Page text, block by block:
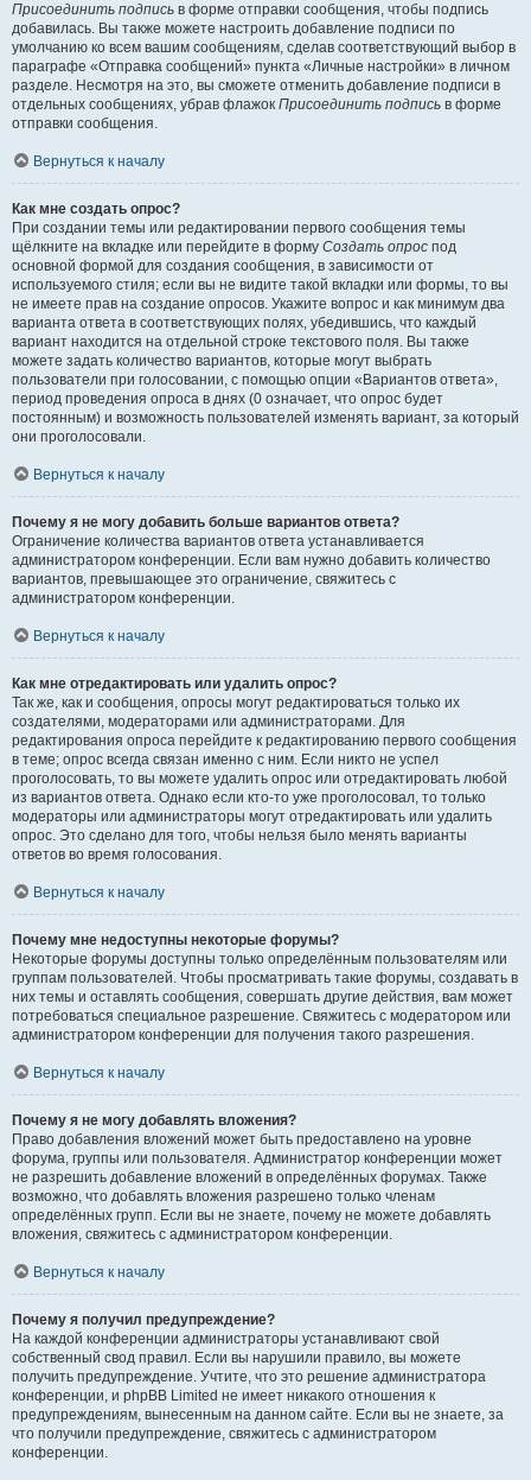
Присоединить подпись в форме отправки сообщения, чтобы подпись
добавилась. Вы также можете настроить добавление подписи по
умолчанию ко всем вашим сообщениям, сделав соответствующий выбор в
параграфе «Отправка сообщений» пункта «Личные настройки» в личном
разделе. Несмотря на это, вы сможете отменить добавление подписи в
отдельных сообщениях, убрав флажок Присоединить подпись в форме
отправки сообщения.
Вернуться к началу
Как мне создать опрос?
При создании темы или редактировании первого сообщения темы
щёлкните на вкладке или перейдите в форму Создать опрос под
основной формой для создания сообщения, в зависимости от
используемого стиля; если вы не видите такой вкладки или формы, то вы
не имеете прав на создание опросов. Укажите вопрос и как минимум два
варианта ответа в соответствующих полях, убедившись, что каждый
вариант находится на отдельной строке текстового поля. Вы также
можете задать количество вариантов, которые могут выбрать
пользователи при голосовании, с помощью опции «Вариантов ответа»,
период проведения опроса в днях (0 означает, что опрос будет
постоянным) и возможность пользователей изменять вариант, за который
они проголосовали.
Вернуться к началу
Почему я не могу добавить больше вариантов ответа?
Ограничение количества вариантов ответа устанавливается
администратором конференции. Если вам нужно добавить количество
вариантов, превышающее это ограничение, свяжитесь с
администратором конференции.
Вернуться к началу
Как мне отредактировать или удалить опрос?
Так же, как и сообщения, опросы могут редактироваться только их
создателями, модераторами или администраторами. Для
редактирования опроса перейдите к редактированию первого сообщения
в теме; опрос всегда связан именно с ним. Если никто не успел
проголосовать, то вы можете удалить опрос или отредактировать любой
из вариантов ответа. Однако если кто-то уже проголосовал, то только
модераторы или администраторы могут отредактировать или удалить
опрос. Это сделано для того, чтобы нельзя было менять варианты
ответов во время голосования.
Вернуться к началу
Почему мне недоступны некоторые форумы?
Некоторые форумы доступны только определённым пользователям или
группам пользователей. Чтобы просматривать такие форумы, создавать в
них темы и оставлять сообщения, совершать другие действия, вам может
потребоваться специальное разрешение. Свяжитесь с модератором или
администратором конференции для получения такого разрешения.
Вернуться к началу
Почему я не могу добавлять вложения?
Право добавления вложений может быть предоставлено на уровне
форума, группы или пользователя. Администратор конференции может
не разрешить добавление вложений в определённых форумах. Также
возможно, что добавлять вложения разрешено только членам
определённых групп. Если вы не знаете, почему не можете добавлять
вложения, свяжитесь с администратором конференции.
Вернуться к началу
Почему я получил предупреждение?
На каждой конференции администраторы устанавливают свой
собственный свод правил. Если вы нарушили правило, вы можете
получить предупреждение. Учтите, что это решение администратора
конференции, и phpBB Limited не имеет никакого отношения к
предупреждениям, вынесенным на данном сайте. Если вы не знаете, за
что получили предупреждение, свяжитесь с администратором
конференции.